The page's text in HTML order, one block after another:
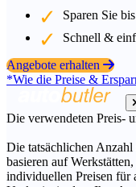
Sparen Sie
Schnell &
Angebote erhalten
*Wie die Preise &
Die verwendeten Preis-
Die tatsächlichen Anzahl
basieren auf
individuellen Preisen für